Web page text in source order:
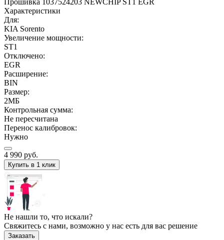
Характеристики
Для:
KIA Sorento
Увеличение мощности:
ST1
Отключено:
EGR
Расширение:
BIN
Размер:
2МБ
Контрольная сумма:
Не пересчитана
Перенос калибровок:
Нужно
4 990 руб.
Купить в 1 клик
Не нашли то, что искали?
Свяжитесь с нами, возможно у нас есть для вас решение
Заказать